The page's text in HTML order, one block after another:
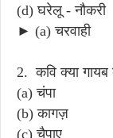
(d) घरेलू - नौकरी
► (a) चरवाही
2. कवि क्या
(a) चंपा
(b) कागज़
(c) चैपाए